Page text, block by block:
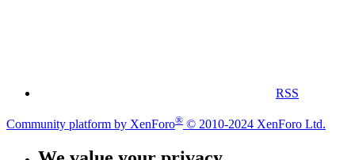
RSS
Community platform by XenForo® © 2010-2024 XenForo Ltd.